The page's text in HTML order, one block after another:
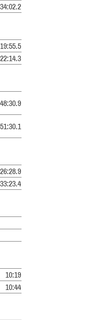
34:02.2
48:30.9
51:30.1
26:28.9
33:23.4
10:19
10:44